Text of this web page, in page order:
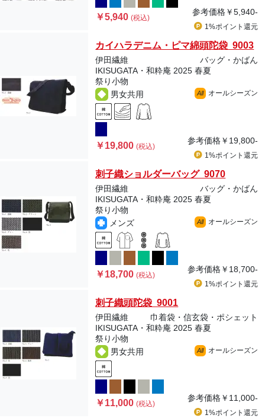
￥5,940(税込)
参考価格￥5,940-
1%ポイント 還元
カイハラデニム・ピマ綿頭陀袋 9003
伊田繊維
バッグ・かばん
IKISUGATA・和粋庵 2025 春夏
祭り小物
男女共用
All オールシーズン
￥19,800(税込)
参考価格￥19,800-
1%ポイント 還元
刺子織ショルダーバッグ 9070
伊田繊維
バッグ・かばん
IKISUGATA・和粋庵 2025 春夏
祭り小物
メンズ
All オールシーズン
￥18,700(税込)
参考価格￥18,700-
1%ポイント 還元
刺子織頭陀袋 9001
伊田繊維
巾着袋・信玄袋・ポシェット
IKISUGATA・和粋庵 2025 春夏
祭り小物
男女共用
All オールシーズン
￥11,000(税込)
参考価格￥11,000-
1%ポイント 還元